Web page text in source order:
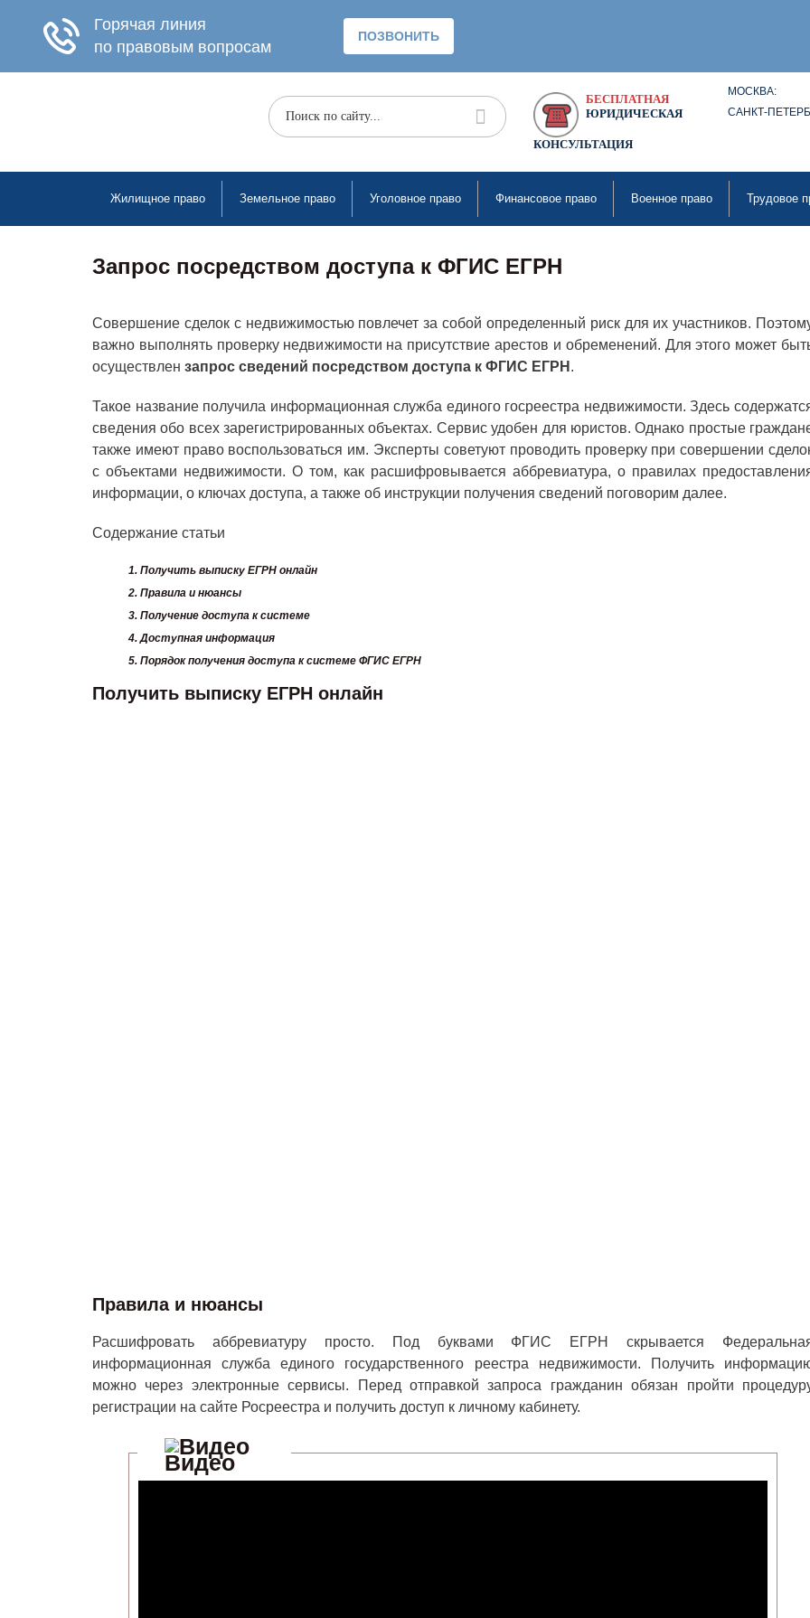
БЕСПЛАТНАЯ
ЮРИДИЧЕСКАЯ
КОНСУЛЬТАЦИЯ
МОСКВА:
САНКТ-
Жилищное право Земельное право Уголовное право Финансовое право Военное право Трудовое
Запрос посредством доступа к ФГИС ЕГРН
Совершение сделок с недвижимостью повлечет за собой определенный риск для их участников.
важно выполнять проверку недвижимости на присутствие арестов и обременений. Для этого может
осуществлен запрос сведений посредством доступа к ФГИС ЕГРН .
Такое название получила информационная служба единого госреестра недвижимости. Здесь
сведения обо всех зарегистрированных объектах. Сервис удобен для юристов. Однако простые
также имеют право воспользоваться им. Эксперты советуют проводить проверку при совершении
с объектами недвижимости. О том, как расшифровывается аббревиатура, о правилах
информации, о ключах доступа, а также об инструкции получения сведений поговорим далее.
Содержание статьи
1. Получить выписку ЕГРН онлайн
2. Правила и нюансы
3. Получение доступа к системе
4.Доступная информация
5. Порядок получения доступа к системе ФГИС ЕГРН
Получить выписку ЕГРН онлайн
Правила и нюансы
Расшифровать аббревиатуру просто. Под буквами ФГИС ЕГРН скрывается
информационная служба единого государственного реестра недвижимости. Получить
можно через электронные сервисы. Перед отправкой запроса гражданин обязан пройти
регистрации на сайте Росреестра и получить доступ к личному кабинету.
Видео